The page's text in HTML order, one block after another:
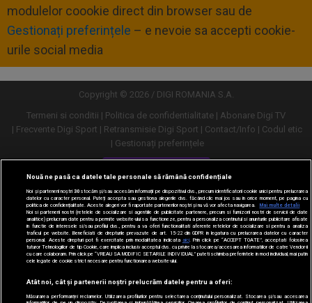
modulelor coookie direct din browser sau de
Gestionați preferințele – e nevoie sa accepti cookie-
urile social media
Copyright © 2026 / DIGI ROMANIA S.A.
Termeni si conditii
Politica de confidentialitate
Abonare Digi TV
Frecvente Digi Sport
Retransmisie Digi Sport Contact/Info
Codul etic
Gestionați preferințele
Versiune desktop
Nouă ne pasă ca datele tale personale să rămână confidențiale
Noi și partenerii noștri30stocăm și/sau accesăm informații pe dispozitivul dvs., precum identificatorii cookie unici pentru prelucrarea
datelor cu caracter personal. Puteți accepta sau gestiona alegerile dvs. făcând clic mai jos sau în orice moment, pe pagina cu
politica de confidențialitate. Aceste alegeri vor fi raportate partenerilor noștri și nu vă vor afecta navigarea.
Mai multe detalii
Noi si partenerii nostri (retelele de socializare si agentiile de publicitate partenere, precum si furnizorii nostri de servicii de date
analitice) prelucram date pentru a permite website-ului sa functioneze, pentru a personaliza continutul si anunturile publicitare afisate
in functie de interesele si/sau profilul dvs., pentru a va oferi functionalitati aferente retelelor de socializare si pentru a analiza
traficul pe website. Beneficiati de drepturile prevazute de art. 15-22 din GDPR in legatura cu prelucrarea datelor cu caracter
personal. Aceste drepturi pot fi exercitate prin modalitatea indicata aici. Prin click pe “ACCEPT TOATE”, acceptati folosirea
tuturor Tehnologiilor de tip Cookie, care implica inclusiv acceptul dvs. cu privire la stocarea/accesarea informatiilor de catre Vendor-ii
cu care colaboram. Prin click pe “VREAU SA MODIFIC SETARILE INDIVIDUAL” puteti schimba preferintele in mod individual, mai putin
cele legate de cookie strict necesare pentru functionarea website-ului.
Atât noi, cât și partenerii noștri prelucrăm datele pentru a oferi:
Măsurarea performanței reclamelor. Utilizarea profilurilor pentru selectarea conținutului personalizat. Stocarea și/sau accesarea